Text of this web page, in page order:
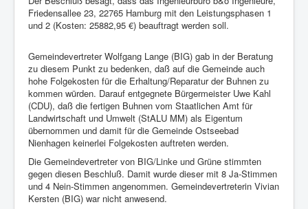
Friedensallee 23, 22765 Hamburg mit den Leistungsphasen 1
und 2 (Kosten: 25882,95 €) beauftragt werden soll.
Gemeindevertreter Wolfgang Lange (BIG) gab in der Beratung
zu diesem Punkt zu bedenken, daß auf die Gemeinde auch
hohe Folgekosten für die Erhaltung/Reparatur der Buhnen zu
kommen würden. Darauf entgegnete Bürgermeister Uwe Kahl
(CDU), daß die fertigen Buhnen vom Staatlichen Amt für
Landwirtschaft und Umwelt (StALU MM) als Eigentum
übernommen und damit für die Gemeinde Ostseebad
Nienhagen keinerlei Folgekosten auftreten werden.
Die Gemeindevertreter von BIG/Linke und Grüne stimmten
gegen diesen Beschluß. Damit wurde dieser mit 8 Ja-Stimmen
und 4 Nein-Stimmen angenommen. Gemeindevertreterin Vivian
Kersten (BIG) war nicht anwesend.